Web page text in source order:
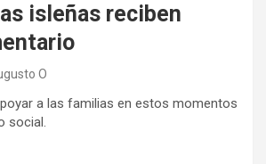
isleñas reciben
O
a las familias en estos momentos
social.